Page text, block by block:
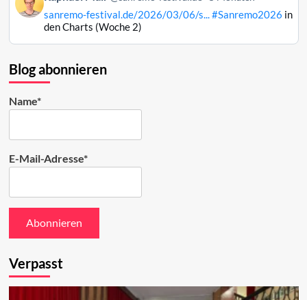
von
Raphael
Bluesky
ansehen
sanremo-festival.de/2026/03/06/s...#Sanremo2026 in
den Charts (Woche 2)
Blog abonnieren
Name*
E-Mail-Adresse*
Verpasst